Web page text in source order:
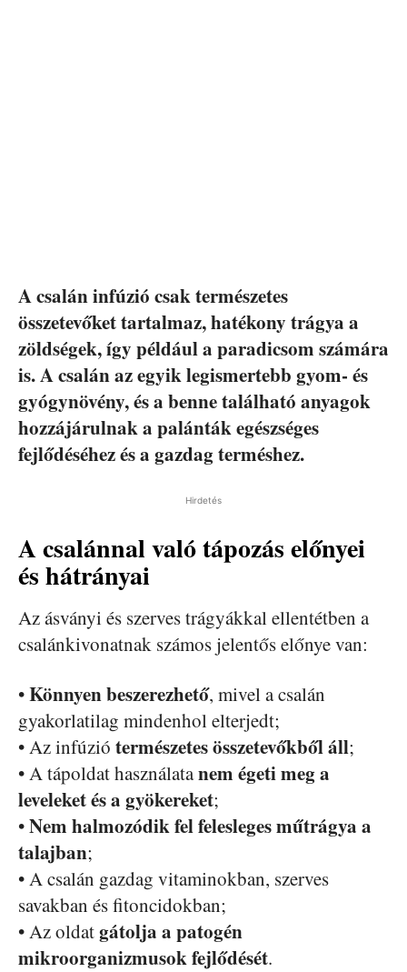
A csalán infúzió csak természetes
összetevőket tartalmaz, hatékony trágya a
zöldségek, így például a paradicsom számára
is. A csalán az egyik legismertebb gyom- és
gyógynövény, és a benne található anyagok
hozzájárulnak a palánták egészséges
fejlődéséhez és a gazdag terméshez.
Hirdetés
A csalánnal való tápozás előnyei
és hátrányai
Az ásványi és szerves trágyákkal ellentétben a
csalánkivonatnak számos jelentős előnye van:
•Könnyen beszerezhető, mivel a csalán
gyakorlatilag mindenhol elterjedt;
• Az infúzió természetes összetevőkből áll;
• A tápoldat használatanem égeti meg a
leveleket és a gyökereket;
•Nem halmozódik fel felesleges műtrágya a
talajban;
• A csalán gazdag vitaminokban, szerves
savakban és fitoncidokban;
• Az oldatgátolja a patogén
mikroorganizmusok fejlődését.